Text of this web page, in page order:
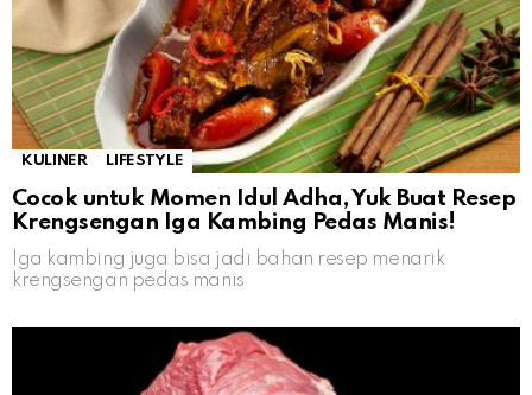
KULINER LIFESTYLE
Cocok untuk Momen Idul Adha, Yuk Buat Resep
Krengsengan Iga Kambing Pedas Manis!
Iga kambing juga bisa jadi bahan resep menarik
krengsengan pedas manis